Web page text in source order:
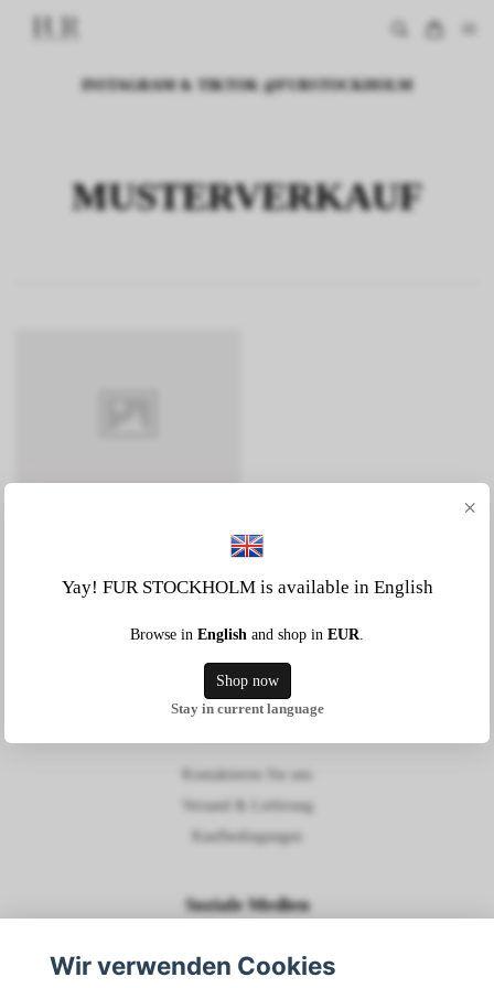
INSTAGRAM & TIKTOK @FURSTOCKHOLM
MUSTERVERKAUF
Kontaktieren Sie uns
Versand & Lieferung
Kaufbedingungen
Soziale Medien
Wir verwenden Cookies
×
Yay! FUR STOCKHOLM is available in English
Browse in English and shop in EUR
Shop now
Stay in current language